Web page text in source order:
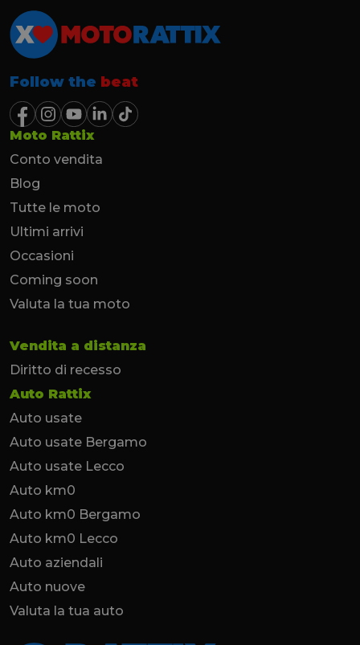
Follow the beat
Moto Rattix
Conto vendita
Blog
Tutte le moto
Ultimi arrivi
Occasioni
Coming soon
Valuta la tua moto
Vendita a distanza
Diritto di recesso
Auto Rattix
Auto usate
Auto usate Bergamo
Auto usate Lecco
Auto km0
Auto km0 Bergamo
Auto km0 Lecco
Auto aziendali
Auto nuove
Valuta la tua auto